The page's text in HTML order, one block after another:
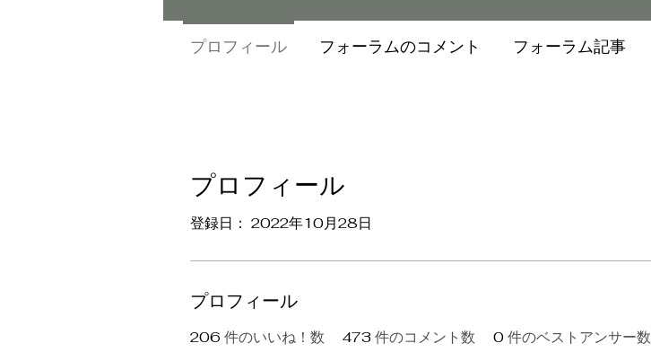
プロフィール
登録日： 2022年10月28日
プロフィール
206 件のいいね！数 473件のコメント数 0件のベストアンサー数
プロフィール フォーラムのコメント フォーラム記事